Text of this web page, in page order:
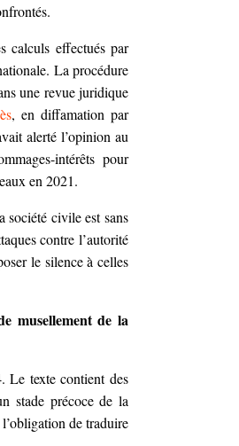
calculs effectués par
La procédure
une revue juridique
, en diffamation par
alerté l’opinion au
intérêts pour
en 2021.
société civile est sans
contre l’autorité
le silence à celles
musellement de la
Le texte contient des
stade précoce de la
de traduire